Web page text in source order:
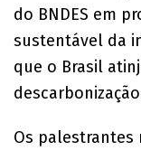
do BNDES em
sustentável da
que o Brasil
Os palestrantes